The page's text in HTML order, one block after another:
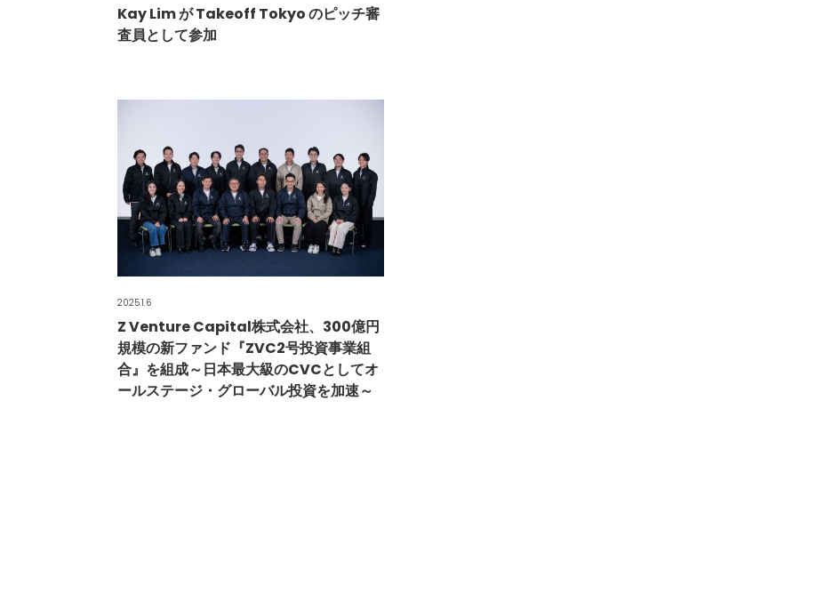
Kay Lim が Takeoff Tokyo のピッチ審
査員として参加
2025.1.6
Z Venture Capital株式会社、300億円
規模の新ファンド『ZVC2号投資事業組
合』を組成～日本最大級のCVCとしてオ
ールステージ・グローバル投資を加速～